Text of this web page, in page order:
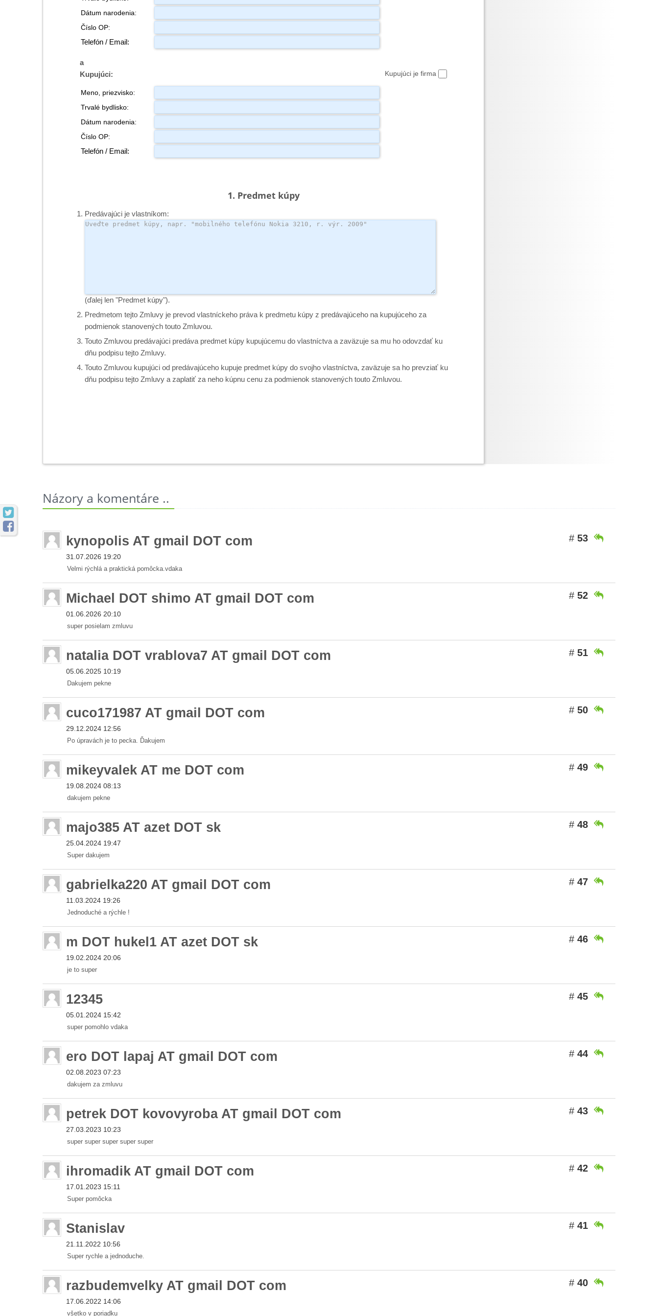


Dátum narodenia:
Číslo OP:
Telefón / Email:
a
Kupujúci:
Kupujúci je firma
Meno, priezvisko:
Trvalé bydlisko:
Dátum narodenia:
Číslo OP:
Telefón / Email:
1. Predmet kúpy
Predávajúci je vlastníkom:
(ďalej len "Predmet kúpy").
Predmetom tejto Zmluvy je prevod vlastníckeho práva k predmetu kúpy z predávajúceho na kupujúceho za
podmienok stanovených touto Zmluvou.
Touto Zmluvou predávajúci predáva predmet kúpy kupujúcemu do vlastníctva a zaväzuje sa mu ho odovzdať ku
dňu podpisu tejto Zmluvy.
Touto Zmluvou kupujúci od predávajúceho kupuje predmet kúpy do svojho vlastníctva, zaväzuje sa ho prevziať ku
dňu podpisu tejto Zmluvy a zaplatiť za neho kúpnu cenu za podmienok stanovených touto Zmluvou.
Názory a komentáre ..
kynopolis AT gmail DOT com
31.07.2026 19:20
# 53 
Velmi rýchlá a praktická pomôcka.vdaka
Michael DOT shimo AT gmail DOT com
01.06.2026 20:10
# 52 
super posielam zmluvu
natalia DOT vrablova7 AT gmail DOT com
05.06.2025 10:19
# 51 
Dakujem pekne
cuco171987 AT gmail DOT com
29.12.2024 12:56
# 50 
Po úpravách je to pecka. Ďakujem
mikeyvalek AT me DOT com
19.08.2024 08:13
# 49 
dakujem pekne
majo385 AT azet DOT sk
25.04.2024 19:47
# 48 
Super dakujem
gabrielka220 AT gmail DOT com
11.03.2024 19:26
# 47 
Jednoduché a rýchle !
m DOT hukel1 AT azet DOT sk
19.02.2024 20:06
# 46 
je to super
12345
05.01.2024 15:42
# 45 
super pomohlo vdaka
ero DOT lapaj AT gmail DOT com
02.08.2023 07:23
# 44 
dakujem za zmluvu
petrek DOT kovovyroba AT gmail DOT com
27.03.2023 10:23
# 43 
super super super super super
ihromadik AT gmail DOT com
17.01.2023 15:11
# 42 
Super pomôcka
Stanislav
21.11.2022 10:56
# 41 
Super rychle a jednoduche.
razbudemvelky AT gmail DOT com
17.06.2022 14:06
# 40 
všetko v poriadku